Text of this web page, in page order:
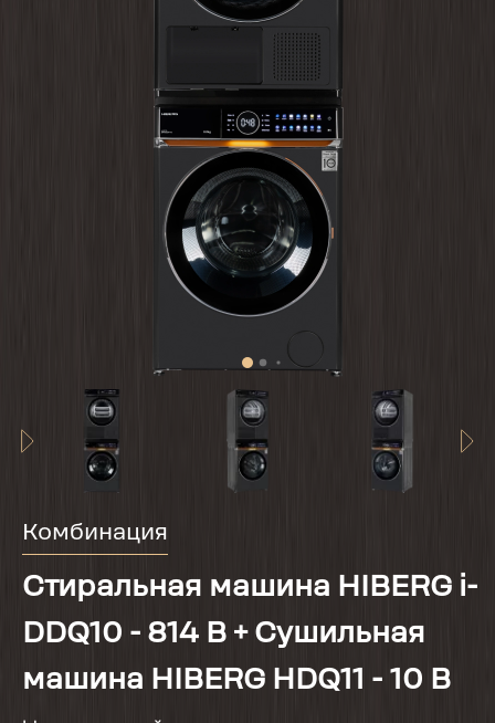
Комбинация
Стиральная машина HIBERG i-
DDQ10 - 814 B + Сушильная
машина HIBERG HDQ11 - 10 B